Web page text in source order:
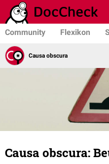
Community Flexikon
Causa obscura
Causa obscura: